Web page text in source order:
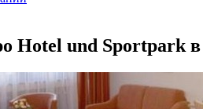
Hotel und Sportpark